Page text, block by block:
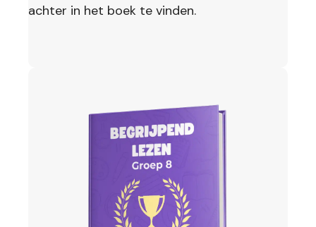
achter in het boek te vinden.